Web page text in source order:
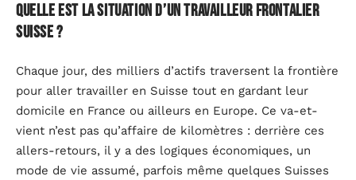
Quelle est la situation d’un travailleur frontalier
suisse ?
Chaque jour, des milliers d’actifs traversent la frontière
pour aller travailler en Suisse tout en gardant leur
domicile en France ou ailleurs en Europe. Ce va-et-
vient n’est pas qu’affaire de kilomètres : derrière ces
allers-retours, il y a des logiques économiques, un
mode de vie assumé, parfois même quelques Suisses